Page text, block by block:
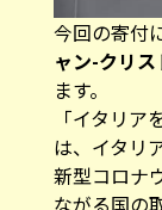
今回の寄付
ャン-クリ
ます。
「イタリ
は、イタリ
新型コロナ
ながる国の